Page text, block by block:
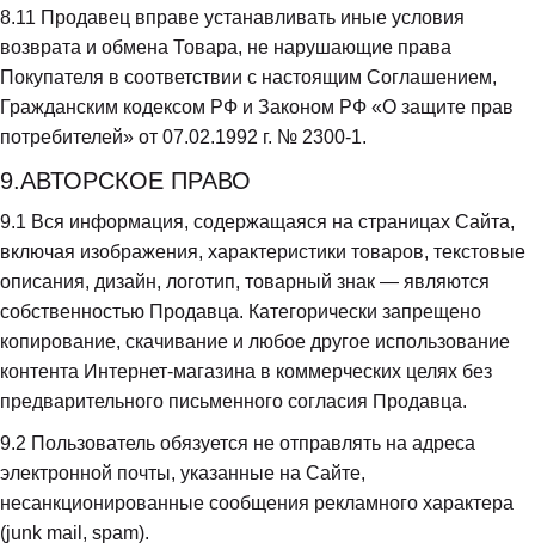
8.11 Продавец вправе устанавливать иные условия
возврата и обмена Товара, не нарушающие права
Покупателя в соответствии с настоящим Соглашением,
Гражданским кодексом РФ и Законом РФ «О защите прав
потребителей» от 07.02.1992 г. № 2300-1.
9.АВТОРСКОЕ ПРАВО
9.1 Вся информация, содержащаяся на страницах Сайта,
включая изображения, характеристики товаров, текстовые
описания, дизайн, логотип, товарный знак — являются
собственностью Продавца. Категорически запрещено
копирование, скачивание и любое другое использование
контента Интернет-магазина в коммерческих целях без
предварительного письменного согласия Продавца.
9.2 Пользователь обязуется не отправлять на адреса
электронной почты, указанные на Сайте,
несанкционированные сообщения рекламного характера
(junk mail, spam).